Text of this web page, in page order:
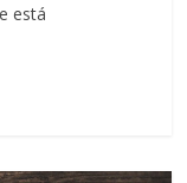
está